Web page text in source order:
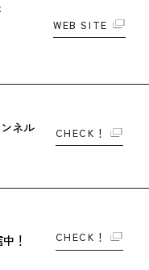
WEB SITE
ネル
CHECK！
！ CHECK！